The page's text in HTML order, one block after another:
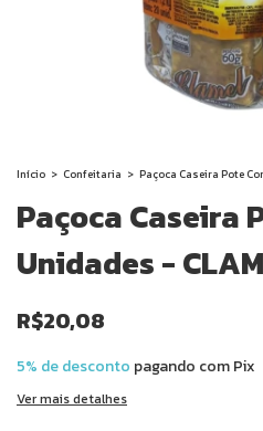
Início > Confeitaria > Paçoca Caseira Pote
Paçoca Caseira
Unidades -
R$20,08
5% de desconto pagando com Pix
Ver mais detalhes